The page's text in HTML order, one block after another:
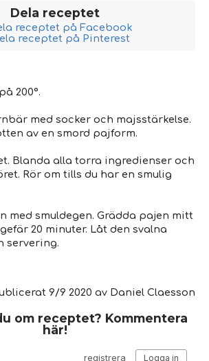
Dela receptet
200°.
med socker och majsstärkelse.
av en smord pajform.
Blanda alla torra ingredienser och
Rör om tills du har en smulig
med smuldegen. Grädda pajen mitt
20 minuter. Låt den svalna
servering.
9/9 2020 av Daniel Claesson
om receptet? Kommentera
här!